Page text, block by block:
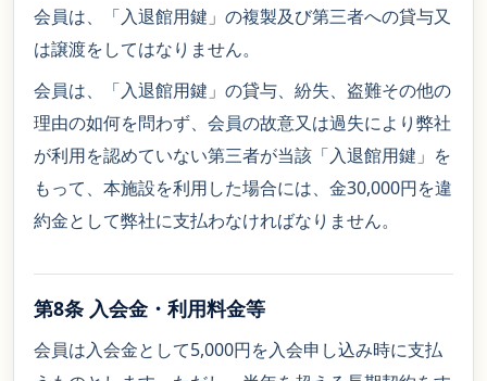
会員は、「入退館用鍵」の複製及び第三者への貸与又
は譲渡をしてはなりません。
会員は、「入退館用鍵」の貸与、紛失、盗難その他の
理由の如何を問わず、会員の故意又は過失により弊社
が利用を認めていない第三者が当該「入退館用鍵」を
もって、本施設を利用した場合には、金30,000円を違
約金として弊社に支払わなければなりません。
第8条 入会金・利用料金等
会員は入会金として5,000円を入会申し込み時に支払